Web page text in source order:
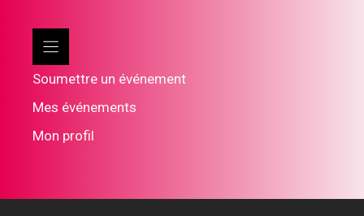
Soumettre un événement
Mes événements
Mon profil